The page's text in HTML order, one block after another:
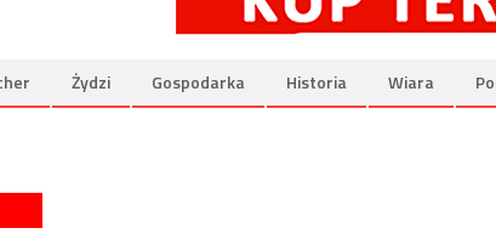
Żydzi Gospodarka Historia Wiara